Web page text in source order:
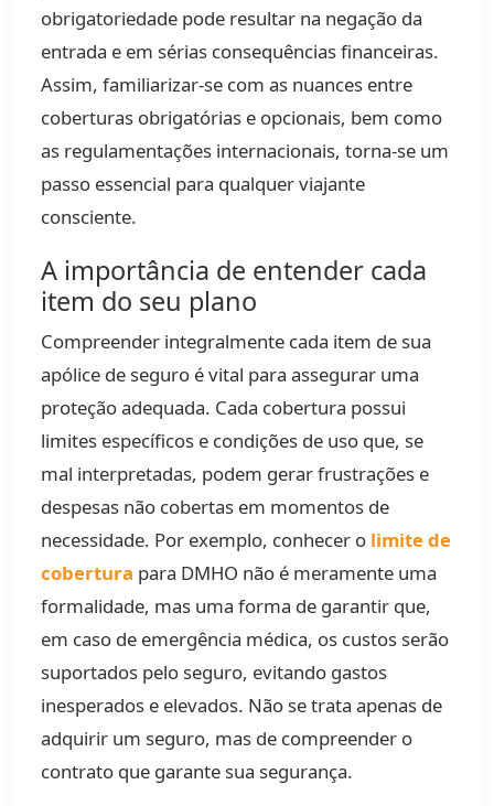
obrigatoriedade pode resultar na negação da
entrada e em sérias consequências financeiras.
Assim, familiarizar-se com as nuances entre
coberturas obrigatórias e opcionais, bem como
as regulamentações internacionais, torna-se um
passo essencial para qualquer viajante
consciente.
A importância de entender cada
item do seu plano
Compreender integralmente cada item de sua
apólice de seguro é vital para assegurar uma
proteção adequada. Cada cobertura possui
limites específicos e condições de uso que, se
mal interpretadas, podem gerar frustrações e
despesas não cobertas em momentos de
necessidade. Por exemplo, conhecer o limite de
cobertura para DMHO não é meramente uma
formalidade, mas uma forma de garantir que,
em caso de emergência médica, os custos serão
suportados pelo seguro, evitando gastos
inesperados e elevados. Não se trata apenas de
adquirir um seguro, mas de compreender o
contrato que garante sua segurança.